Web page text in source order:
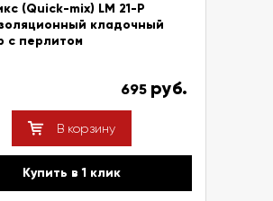
(Quick-mix) LM 21-P
кладочный
с перлитом
695 руб.
В корзину
Купить в 1 клик